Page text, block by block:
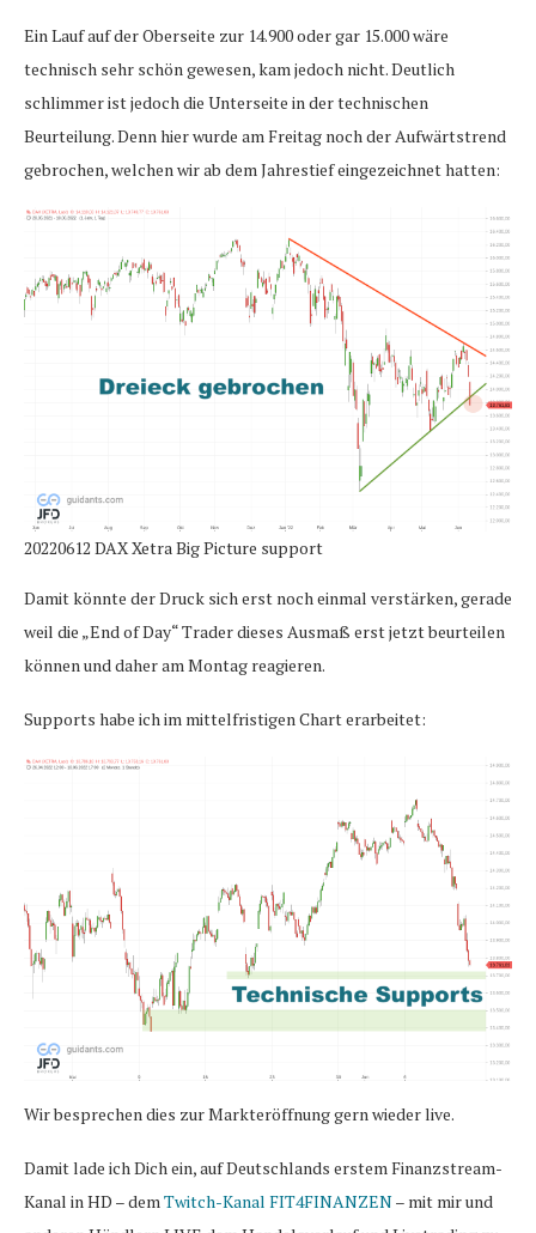
Ein Lauf auf der Oberseite zur 14.900 oder gar 15.000 wäre
technisch sehr schön gewesen, kam jedoch nicht. Deutlich
schlimmer ist jedoch die Unterseite in der technischen
Beurteilung. Denn hier wurde am Freitag noch der Aufwärtstrend
gebrochen, welchen wir ab dem Jahrestief eingezeichnet hatten:
20220612 DAX Xetra Big Picture support
Damit könnte der Druck sich erst noch einmal verstärken, gerade
weil die „End of Day“ Trader dieses Ausmaß erst jetzt beurteilen
können und daher am Montag reagieren.
Supports habe ich im mittelfristigen Chart erarbeitet:
Wir besprechen dies zur Markteröffnung gern wieder live.
Damit lade ich Dich ein, auf Deutschlands erstem Finanzstream-
Kanal in HD – demTwitch-Kanal FIT4FINANZEN– mit mir und